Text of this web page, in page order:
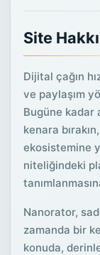
Site
Dijital çağın
ve paylaşım
Bugüne kadar
kenara
ekosistemine
niteliğindeki
Nanorator,
zamanda bir
konuda,